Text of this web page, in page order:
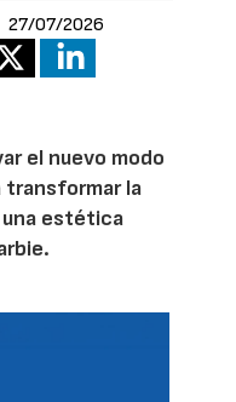
27/07/2026
el nuevo modo
transformar la
estética